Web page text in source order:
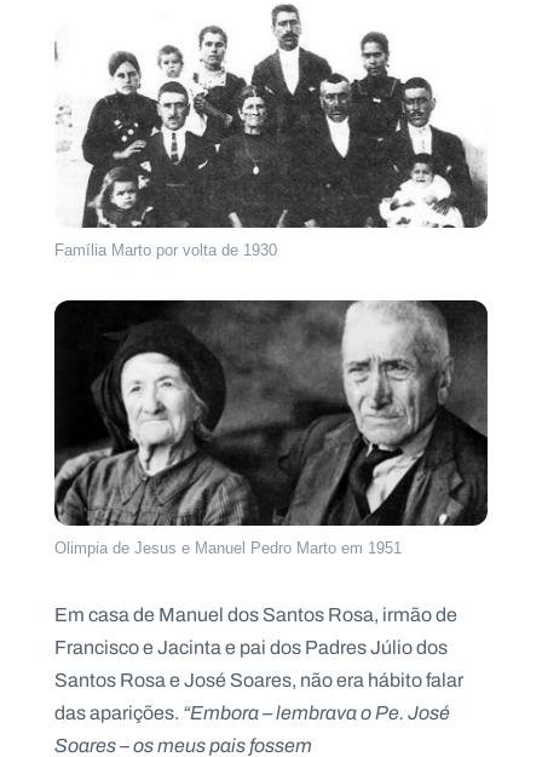
Família Marto por volta de 1930
Olimpia de Jesus e Manuel Pedro Marto em 1951
Em casa de Manuel dos Santos Rosa, irmão de
Francisco e Jacinta e pai dos Padres Júlio dos
Santos Rosa e José Soares, não era hábito falar
das aparições. “Embora – lembrava o Pe. José
Soares – os meus pais fossem